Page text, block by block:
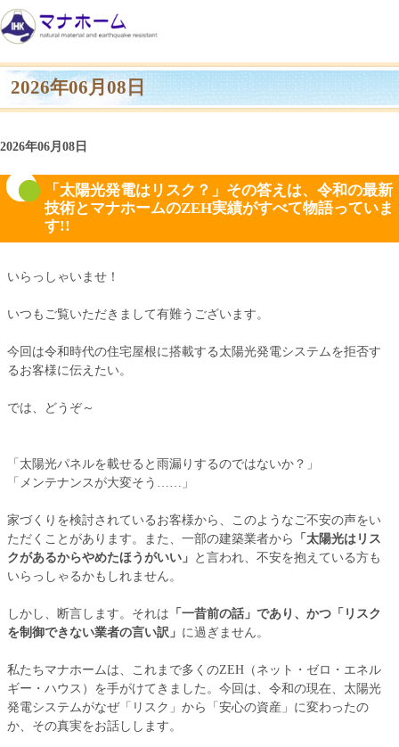
2026年06月08日
2026年06月08日
「太陽光発電はリスク？」その答えは、令和の最新
技術とマナホームのZEH実績がすべて物語っていま
す!!
いらっしゃいませ！
いつもご覧いただきまして有難うございます。
今回は令和時代の住宅屋根に搭載する太陽光発電システムを拒否す
るお客様に伝えたい。
では、どうぞ～
「太陽光パネルを載せると雨漏りするのではないか？」
「メンテナンスが大変そう……」
家づくりを検討されているお客様から、このようなご不安の声をい
ただくことがあります。また、一部の建築業者から
「太陽光はリス
クがあるからやめたほうがいい」 と言われ、不安を抱えている方も
いらっしゃるかもしれません。
しかし、断言します。それは 「一昔前の話」であり、かつ「リスク
を制御できない業者の言い訳」 に過ぎません。
私たちマナホームは、これまで多くのZEH（ネット・ゼロ・エネル
ギー・ハウス）を手がけてきました。今回は、令和の現在、太陽光
発電システムがなぜ「リスク」から「安心の資産」に変わったの
か、その真実をお話しします。